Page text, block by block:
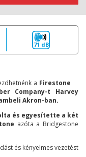
71 dB
a Firestone
Company-t Harvey
Akron-ban.
és egyesítette a két
azóta a Bridgestone
és kényelmes vezetést